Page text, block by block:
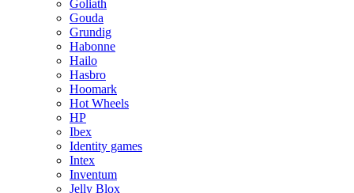
Goliath
Gouda
Grundig
Habonne
Hailo
Hasbro
Hoomark
Hot Wheels
HP
Ibex
Identity games
Intex
Inventum
Jelly Blox